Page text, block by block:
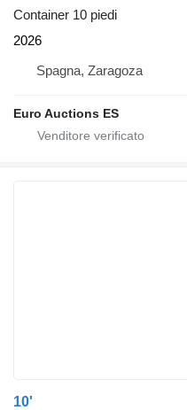
Container 10 piedi
2026
Spagna, Zaragoza
Euro Auctions ES
10'